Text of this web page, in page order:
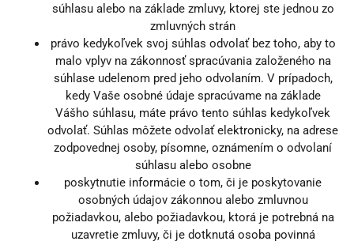
súhlasu alebo na základe zmluvy, ktorej ste jednou zo
zmluvných strán
právo kedykoľvek svoj súhlas odvolať bez toho, aby to
malo vplyv na zákonnosť spracúvania založeného na
súhlase udelenom pred jeho odvolaním. V prípadoch,
kedy Vaše osobné údaje spracúvame na základe
Vášho súhlasu, máte právo tento súhlas kedykoľvek
odvolať. Súhlas môžete odvolať elektronicky, na adrese
zodpovednej osoby, písomne, oznámením o odvolaní
súhlasu alebo osobne
poskytnutie informácie o tom, či je poskytovanie
osobných údajov zákonnou alebo zmluvnou
požiadavkou, alebo požiadavkou, ktorá je potrebná na
uzavretie zmluvy, či je dotknutá osoba povinná